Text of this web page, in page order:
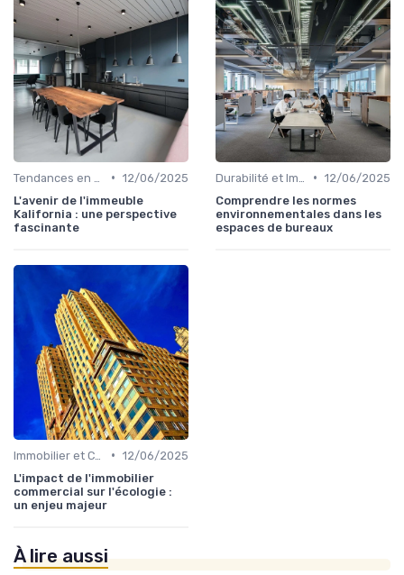
• 12/06/2025
L'avenir de l'immeuble
Kalifornia : une perspective
fascinante
• 12/06/2025
Comprendre les normes
environnementales dans les
espaces de bureaux
• 12/06/2025
L'impact de l'immobilier
commercial sur l'écologie :
un enjeu majeur
À lire aussi